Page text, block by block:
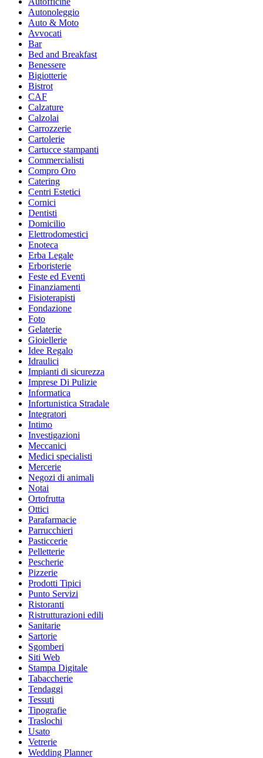
Autonoleggio
Auto & Moto
Avvocati
Bar
Bed and Breakfast
Benessere
Bigiotterie
Bistrot
CAF
Calzature
Calzolai
Carrozzerie
Cartolerie
Cartucce stampanti
Commercialisti
Compro Oro
Catering
Centri Estetici
Cornici
Dentisti
Domicilio
Elettrodomestici
Enoteca
Erba Legale
Erboristerie
Feste ed Eventi
Finanziamenti
Fisioterapisti
Fondazione
Foto
Gelaterie
Gioiellerie
Idee Regalo
Idraulici
Impianti di sicurezza
Imprese Di Pulizie
Informatica
Infortunistica Stradale
Integratori
Intimo
Investigazioni
Meccanici
Medici specialisti
Mercerie
Negozi di animali
Notai
Ortofrutta
Ottici
Parafarmacie
Parrucchieri
Pasticcerie
Pelletterie
Pescherie
Pizzerie
Prodotti Tipici
Punto Servizi
Ristoranti
Ristrutturazioni edili
Sanitarie
Sartorie
Sgomberi
Siti Web
Stampa Digitale
Tabaccherie
Tendaggi
Tessuti
Tipografie
Traslochi
Usato
Vetrerie
Wedding Planner